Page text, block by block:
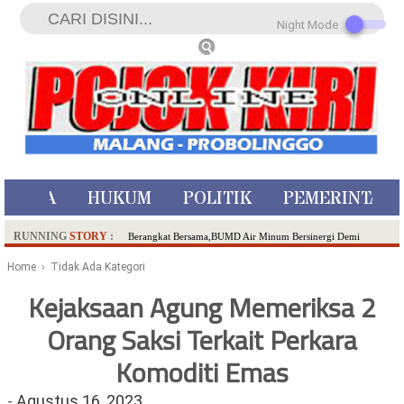
HUKUM POLITIK
RUNNING STORY : Berangkat Bersama,BUMD Air Minum Bersinergi Demi
Ditangkap di Kediri,Satu Buron
SDN Sumberejo 02 Kota Batu Kembangkan Program Inovasi
Literasi Melalui LASKAR JODA, Usung Filosofi Gelar Sehelai
Tikar
Ambulance Dari Berbagai Daerah Padati Kota Wisata Batu
Home › Tidak Ada Kategori
Kejaksaan Agung Memeriksa 2
Orang Saksi Terkait Perkara
Komoditi Emas
Night Mode